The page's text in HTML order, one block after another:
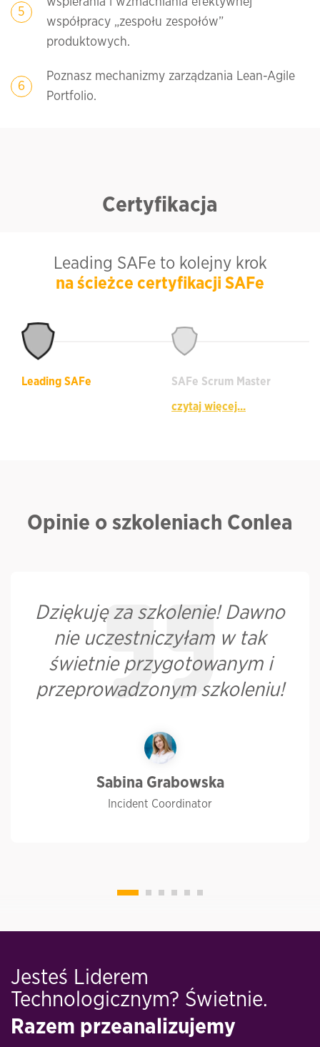
współpracy „zespołu zespołów”
produktowych.
Poznasz mechanizmy zarządzania Lean-Agile
Portfolio.
Certyfikacja
Leading SAFe to kolejny krok
na ścieżce certyfikacji SAFe
Leading SAFe SAFe Scrum Master
czytaj więcej...
Opinie o szkoleniach Conlea
Dziękuję za szkolenie! Dawno
nie uczestniczyłam w tak
świetnie przygotowanym i
przeprowadzonym szkoleniu!
Sabina Grabowska
Incident Coordinator
Jesteś Liderem
Technologicznym? Świetnie.
Razem przeanalizujemy